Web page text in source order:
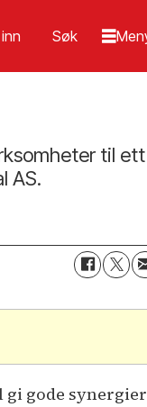
til ett
AS.
gi gode synergier